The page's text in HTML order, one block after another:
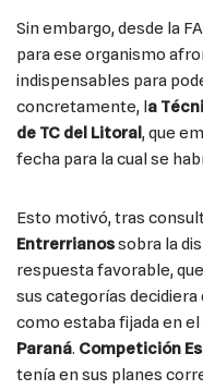
Sin embargo, desde la
para ese organismo
indispensables para
concretamente, la
de TC del Litoral, que
fecha para la cual se
Esto motivó, tras
Entrerrianossobra la
respuesta favorable,
sus categorías decidiera
como estaba fijada en
Paraná. Competición
tenía en sus planes